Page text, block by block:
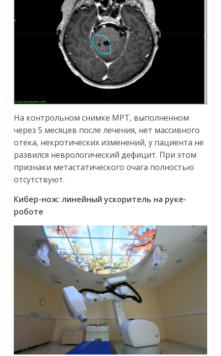
На контрольном снимке МРТ, выполненном
через 5 месяцев после лечения, нет массивного
отека, некротических изменений, у пациента не
развился неврологический дефицит. При этом
признаки метастатического очага полностью
отсутствуют.
Кибер-нож: линейный ускоритель на руке-
роботе